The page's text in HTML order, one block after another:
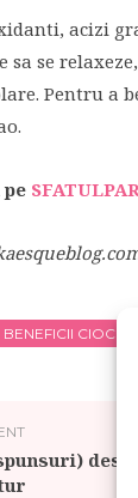
acizi
sa se
Pentru a
BENEFICII